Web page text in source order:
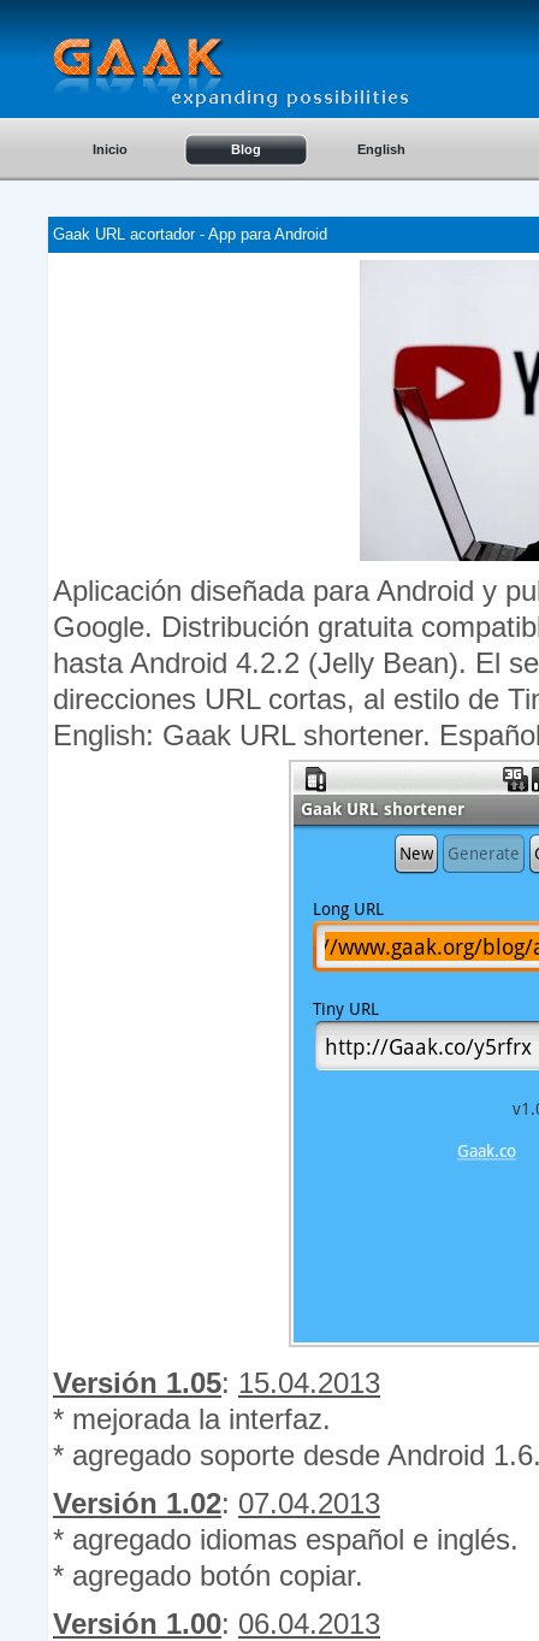
Inicio Blog English
Gaak URL acortador - App para Android
Aplicación diseñada para Android y
Google. Distribución gratuita
hasta Android 4.2.2 (Jelly Bean). El
direcciones URL cortas, al estilo de
English: Gaak URL shortener.
Versión 1.05: 15.04.2013
* mejorada la interfaz.
* agregado soporte desde Android
Versión 1.02: 07.04.2013
* agregado idiomas español e inglés.
* agregado botón copiar.
Versión 1.00: 06.04.2013